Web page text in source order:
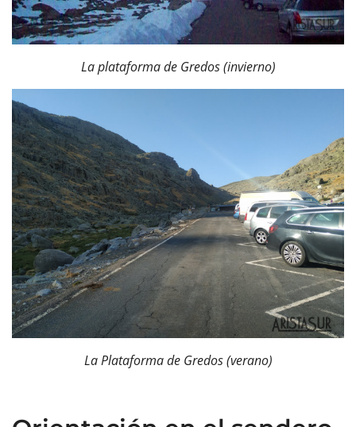
La plataforma de Gredos (invierno)
La Plataforma de Gredos (verano)